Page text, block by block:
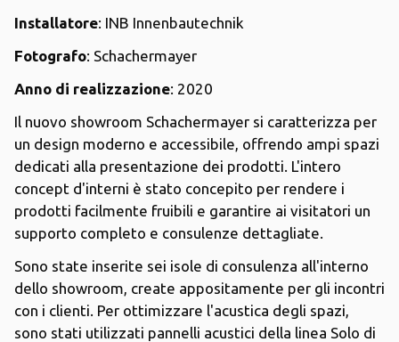
Installatore: INB Innenbautechnik
Fotografo: Schachermayer
Anno di realizzazione: 2020
Il nuovo showroom Schachermayer si caratterizza per
un design moderno e accessibile, offrendo ampi spazi
dedicati alla presentazione dei prodotti. L'intero
concept d'interni è stato concepito per rendere i
prodotti facilmente fruibili e garantire ai visitatori un
supporto completo e consulenze dettagliate.
Sono state inserite sei isole di consulenza all'interno
dello showroom, create appositamente per gli incontri
con i clienti. Per ottimizzare l'acustica degli spazi,
sono stati utilizzati pannelli acustici della linea Solo di